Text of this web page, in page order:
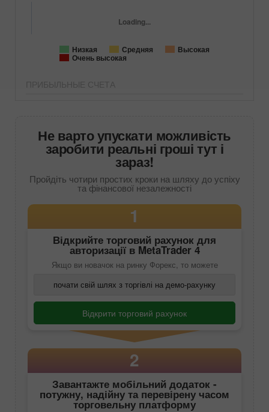
Низкая Средняя
Высокая
Очень высокая
Loading...
Не варто упускати можливість
заробити реальні гроші тут і
зараз!
Пройдіть чотири простих кроки на шляху до успіху
та фінансової незалежності
1
Відкрийте торговий рахунок для
авторизації в MetaTrader 4
Якщо ви новачок на ринку Форекс, то можете
почати свій шлях з торгівлі на демо-рахунку
Відкрити торговий рахунок
2
Завантажте мобільний додаток -
потужну, надійну та перевірену часом
торговельну платформу